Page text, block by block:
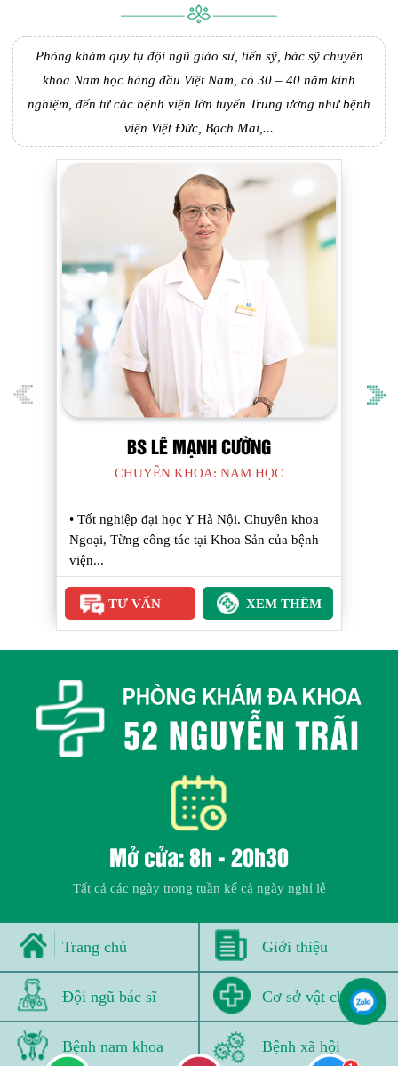
Phòng khám quy tụ đội ngũ giáo sư, tiến sỹ, bác sỹ chuyên
khoa Nam học hàng đầu Việt Nam, có 30 – 40 năm kinh
nghiệm, đến từ các bệnh viện lớn tuyến Trung ương như bệnh
viện Việt Đức, Bạch Mai,...
THẠC SĨ NGUYỄN BÁ DƯƠNG
CHUYÊN KHOA: PHỤ SẢN CẤP I
• Tốt nghiệp Đại học Y khoa Thái Bình, Thầy
thuốc ưu tú, Thạc sĩ, Bác sĩ chuyên khoa II
–...
TƯ VẤN XEM THÊM
Mở cửa: 8h - 20h30
Tất cả các ngày trong tuần kể cả ngày nghỉ lễ
Trang chủ Giới thiệu
Đội ngũ bác sĩ Cơ sở vật chất
Bệnh nam khoa Bệnh xã hội